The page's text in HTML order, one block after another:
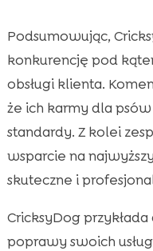
Podsumowując,
konkurencję pod
obsługi klienta.
że ich karmy dla
standardy. Z kolei
wsparcie na
skuteczne i
CricksyDog
poprawy swoich